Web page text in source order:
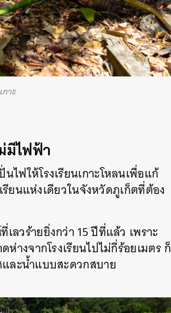
าะ
มีไฟฟ้า
ไฟให้โรงเรียนเกาะโหลนเพื่อแก้
รียนแห่งเดียวในจังหวัดภูเก็ตที่ต้อง
ลวร้ายยิ่งกว่า 15 ปีที่แล้ว เพราะ
างจากโรงเรียนไปไม่กี่ร้อยเมตร ก็
ละน้ำแบบสะดวกสบาย